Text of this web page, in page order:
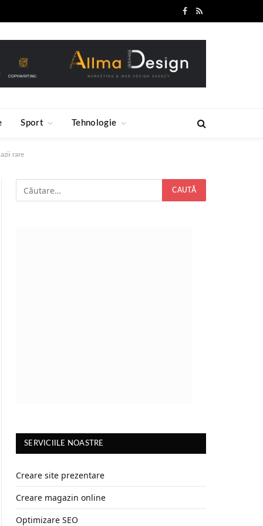
Facebook
RSS
Sport Tehnologie
rare
SERVICIILE NOASTRE
Creare site prezentare
Creare magazin online
Optimizare SEO